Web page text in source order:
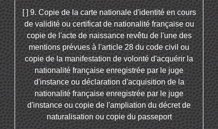
[ ] 9. Copie de la carte nationale d'identité en cours
de validité ou certificat de nationalité française ou
copie de l'acte de naissance revêtu de l'une des
mentions prévues à l'article 28 du code civil ou
copie de la manifestation de volonté d'acquérir la
nationalité française enregistrée par le juge
d'instance ou déclaration d'acquisition de la
nationalité française enregistrée par le juge
d'instance ou copie de l'ampliation du décret de
naturalisation ou copie du passeport